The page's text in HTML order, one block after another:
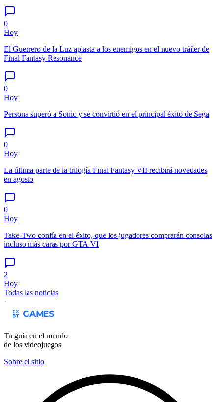
0
Hoy
El Guerrero de la Luz aplasta a los enemigos en el nuevo tráiler de
Final Fantasy Resonance
0
Hoy
Persona superó a Sonic y se convirtió en el principal éxito de Sega
0
Hoy
La última parte de la trilogía Final Fantasy VII recibirá novedades
en agosto
0
Hoy
Take-Two confía en el éxito, que los jugadores comprarán consolas
incluso más caras por GTA VI
2
Hoy
Todas las noticias
Tu guía en el mundo
de los videojuegos
Sobre el sitio